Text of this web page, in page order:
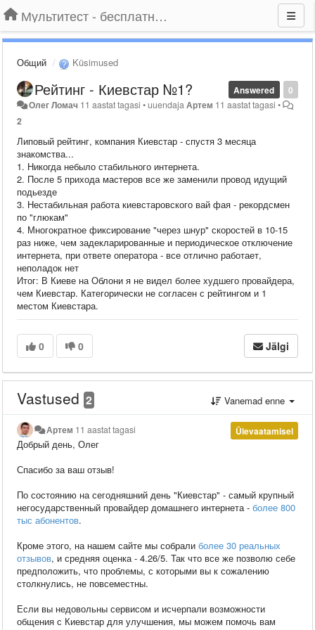
Мультитест - бесплатный подбор провайдера по адресу
Общий Küsimused
0
Answered
Рейтинг - Киевстар №1?
Олег Ломач 11 aastat tagasi •uuendajaАртем 11 aastat tagasi •
2
Липовый рейтинг, компания Киевстар - спустя 3 месяца
знакомства...
1. Никогда небыло стабильного интернета.
2. После 5 прихода мастеров все же заменили провод идущий
подьезде
3. Нестабильная работа киевстаровского вай фая - рекордсмен
по "глюкам"
4. Многократное фиксирование "через шнур" скоростей в 10-15
раз ниже, чем задекларированные и периодическое отключение
интернета, при ответе оператора - все отлично работает,
неполадок нет
Итог: В Киеве на Облони я не видел более худшего провайдера,
чем Киевстар. Категорически не согласен с рейтингом и 1
местом Киевстара.
0 0 Jälgi
Vastused 2 Vanemad enne
Ülevaatamisel
Артем 11 aastat tagasi
Добрый день, Олег
Спасибо за ваш отзыв!
По состоянию на сегодняшний день "Киевстар" - самый крупный
негосударственный провайдер домашнего интернета - более 800
тыс абонентов.
Кроме этого, на нашем сайте мы собрали более 30 реальных
отзывов, и средняя оценка - 4.26/5. Так что все же позволю себе
предположить, что проблемы, с которыми вы к сожалению
столкнулись, не повсеместны.
Если вы недовольны сервисом и исчерпали возможности
общения с Киевстар для улучшения, мы можем помочь вам